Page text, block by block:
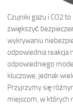
Czujniki gazu i CO2
zwiększyć
wykrywaniu
odpowiednia reakcja
odpowiedniego
kluczowe, jednak
Przyjrzymy się
miejscom, w których